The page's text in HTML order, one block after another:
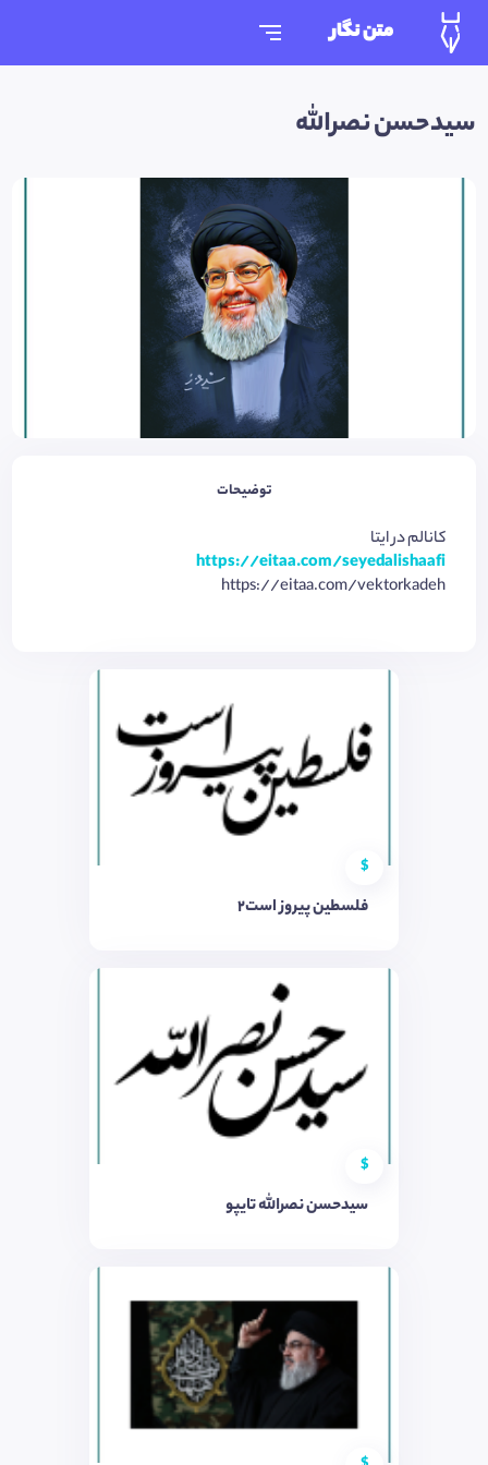
متن نگار
سیدحسن نصرالله
توضیحات
کانالم در ایتا
https://eitaa.com/seyedalishaafi
https://eitaa.com/vektorkadeh
$
فلسطین پیروز است2
$
سیدحسن نصرالله تایپو